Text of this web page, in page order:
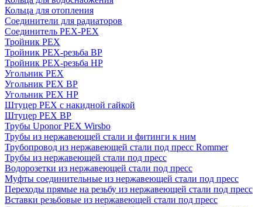
Кольца для отопления
Соединители для радиаторов
Соединитель PEX-PEX
Тройник PEX
Тройник PEX-резьба ВР
Тройник PEX-резьба НР
Угольник PEX
Угольник PEX ВР
Угольник PEX НР
Штуцер PEX c накидной гайкой
Штуцер PEX ВР
Трубы Uponor PEX Wirsbo
Трубы из нержавеющей стали и фитинги к ним
Трубопровод из нержавеющей стали под пресс Rommer
Трубы из нержавеющей стали под пресс
Водорозетки из нержавеющей стали под пресс
Муфты соединительные из нержавеющей стали под пресс
Переходы прямые на резьбу из нержавеющей стали под пресс
Вставки резьбовые из нержавеющей стали под пресс